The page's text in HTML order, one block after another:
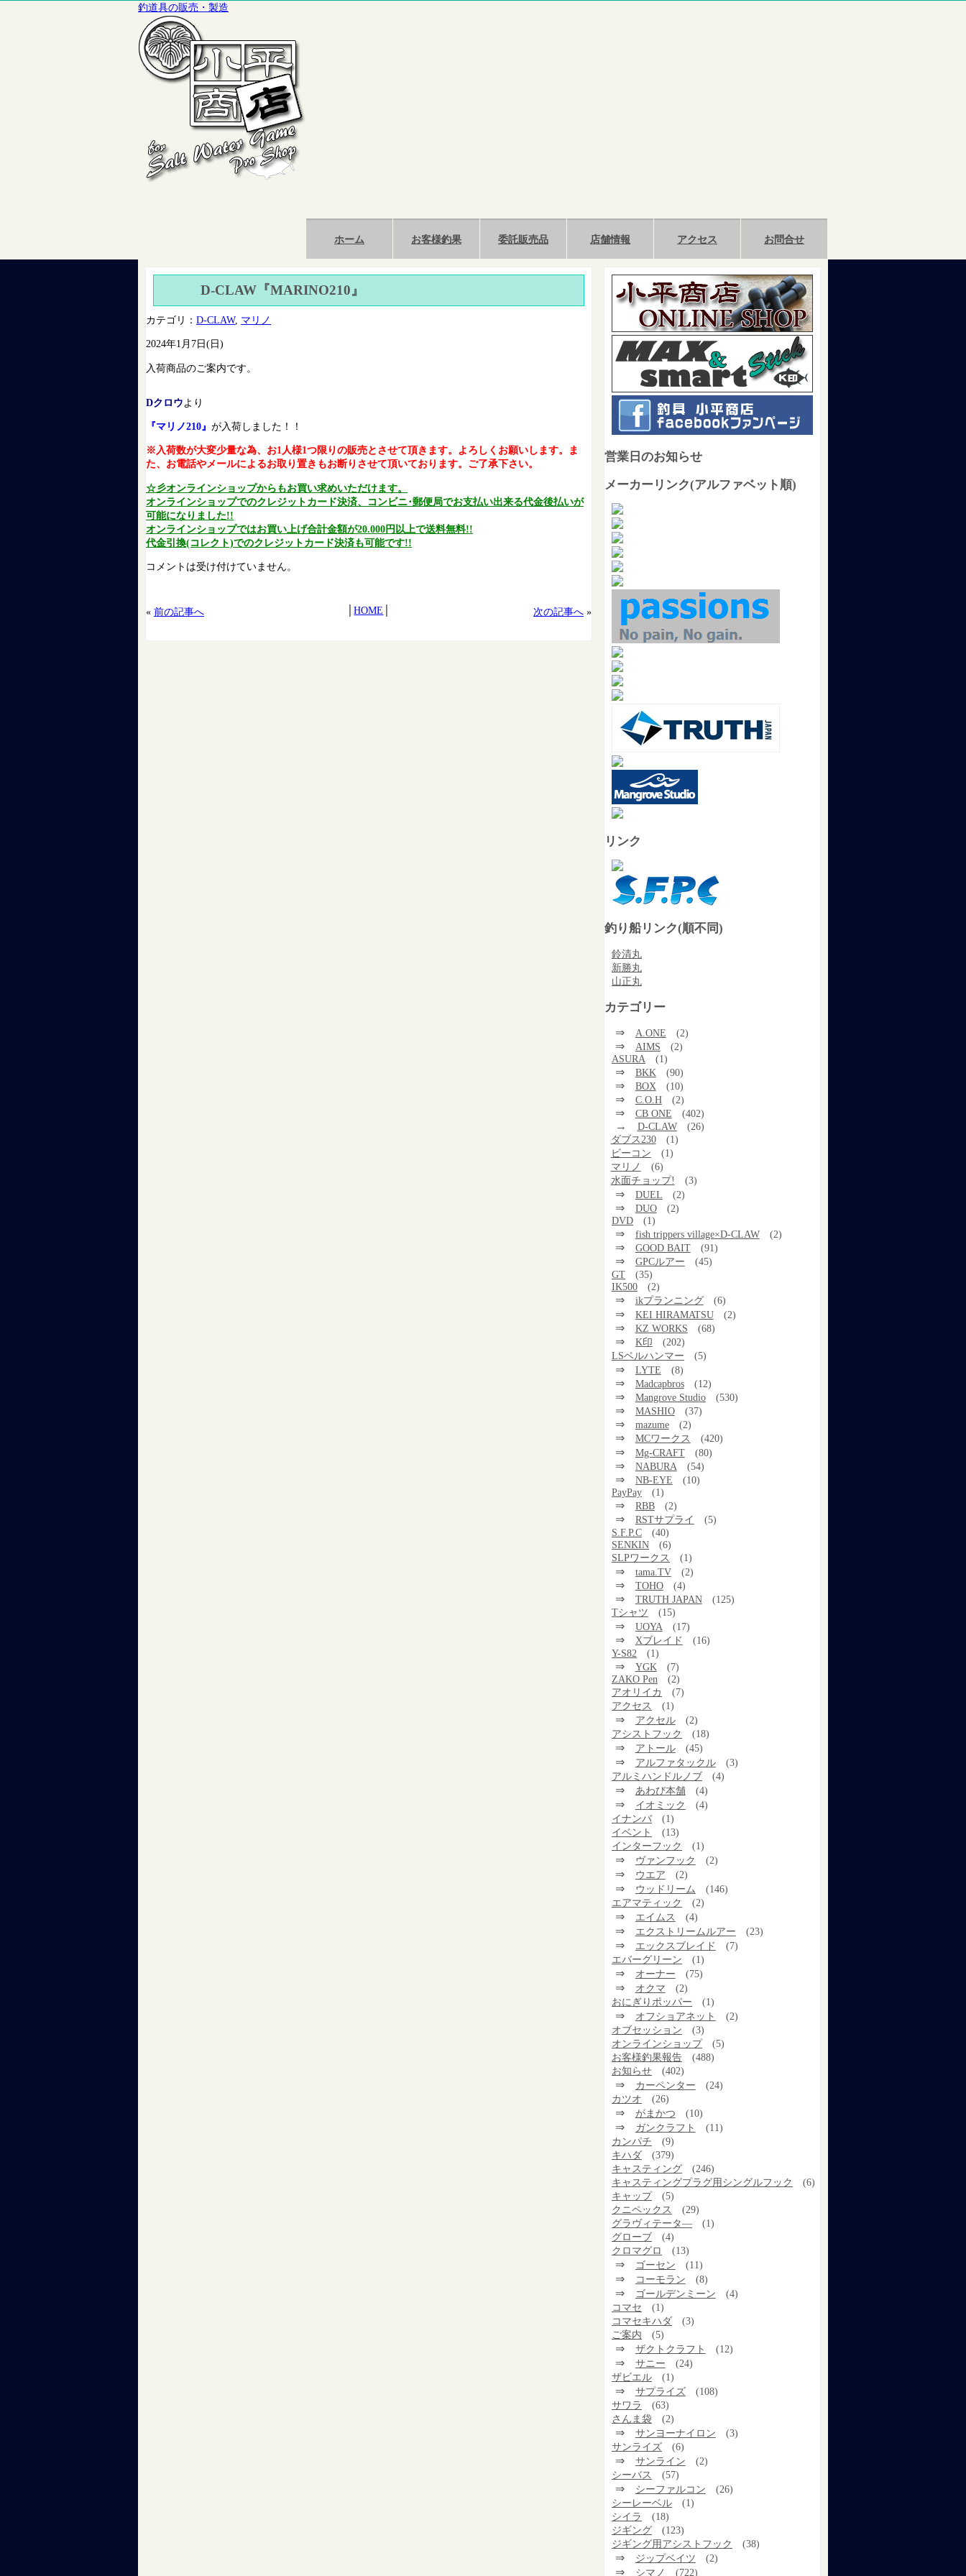
釣道具の販売・製造
ホーム お客様釣果 委託販売品 店舗情報 アクセス お問合せ
D-CLAW『MARINO210』
カテゴリ： D-CLAW, マリノ
2024年1月7日(日)
入荷商品のご案内です。
Dクロウより
『マリノ210』 が入荷しました！！
※入荷数が大変少量な為、お1人様1つ限りの販売とさせて頂きます。よろしくお願いします。ま
た、お電話やメールによるお取り置きもお断りさせて頂いております。ご了承下さい。
☆彡オンラインショップからもお買い求めいただけます。
オンラインショップでのクレジットカード決済、コンビニ･郵便局でお支払い出来る代金後払いが
可能になりました!!
オンラインショップではお買い上げ合計金額が20.000円以上で送料無料!!
代金引換(コレクト)でのクレジットカード決済も可能です!!
コメントは受け付けていません。
« 前の記事へ │HOME 次の記事へ »
営業日のお知らせ
メーカーリンク(アルファベット順)
リンク
釣り船リンク(順不同)
鈴清丸
新勝丸
山正丸
カテゴリー
⇒ A.ONE (2)
⇒ AIMS
(2)
ASURA
(1)
⇒ BKK (90)
⇒ BOX (10)
⇒ C.O.H (2)
⇒ CB ONE (402)
→ D-CLAW
(26)
ダブス230
(1)
ビーコン
(1)
マリノ
(6)
水面チョップ!
(3)
⇒ DUEL (2)
⇒ DUO
(2)
DVD
(1)
⇒ fish trippers village×D-CLAW (2)
⇒ GOOD BAIT (91)
⇒ GPCルアー
(45)
GT
(35)
IK500
(2)
⇒ ikプランニング (6)
⇒ KEI HIRAMATSU (2)
⇒ KZ WORKS (68)
⇒ K印
(202)
LSベルハンマー
(5)
⇒ LYTE (8)
⇒ Madcapbros (12)
⇒ Mangrove Studio (530)
⇒ MASHIO (37)
⇒ mazume (2)
⇒ MCワークス (420)
⇒ Mg-CRAFT (80)
⇒ NABURA (54)
⇒ NB-EYE
(10)
PayPay
(1)
⇒ RBB (2)
⇒ RSTサプライ
(5)
S.F.P.C
(40)
SENKIN
(6)
SLPワークス
(1)
⇒ tama.TV (2)
⇒ TOHO (4)
⇒ TRUTH JAPAN
(125)
Tシャツ
(15)
⇒ UOYA (17)
⇒ Xブレイド
(16)
Y-S82
(1)
⇒ YGK
(7)
ZAKO Pen
(2)
アオリイカ
(7)
アクセス
(1)
⇒ アクセル
(2)
アシストフック
(18)
⇒ アトール (45)
⇒ アルファタックル
(3)
アルミハンドルノブ
(4)
⇒ あわび本舗 (4)
⇒ イオミック
(4)
イナンバ
(1)
イベント
(13)
インターフック
(1)
⇒ ヴァンフック (2)
⇒ ウエア (2)
⇒ ウッドリーム
(146)
エアマティック
(2)
⇒ エイムス (4)
⇒ エクストリームルアー (23)
⇒ エックスブレイド
(7)
エバーグリーン
(1)
⇒ オーナー (75)
⇒ オクマ
(2)
おにぎりポッパー
(1)
⇒ オフショアネット
(2)
オブセッション
(3)
オンラインショップ
(5)
お客様釣果報告
(488)
お知らせ
(402)
⇒ カーペンター
(24)
カツオ
(26)
⇒ がまかつ (10)
⇒ ガンクラフト
(11)
カンパチ
(9)
キハダ
(379)
キャスティング
(246)
キャスティングプラグ用シングルフック
(6)
キャップ
(5)
クニペックス
(29)
グラヴィテータ―
(1)
グローブ
(4)
クロマグロ
(13)
⇒ ゴーセン (11)
⇒ コーモラン (8)
⇒ ゴールデンミーン
(4)
コマセ
(1)
コマセキハダ
(3)
ご案内
(5)
⇒ ザクトクラフト (12)
⇒ サニー
(24)
ザビエル
(1)
⇒ サプライズ
(108)
サワラ
(63)
さんま袋
(2)
⇒ サンヨーナイロン
(3)
サンライズ
(6)
⇒ サンライン
(2)
シーバス
(57)
⇒ シーファルコン
(26)
シーレーベル
(1)
シイラ
(18)
ジギング
(123)
ジギング用アシストフック
(38)
⇒ ジップベイツ (2)
⇒ シマノ (722)